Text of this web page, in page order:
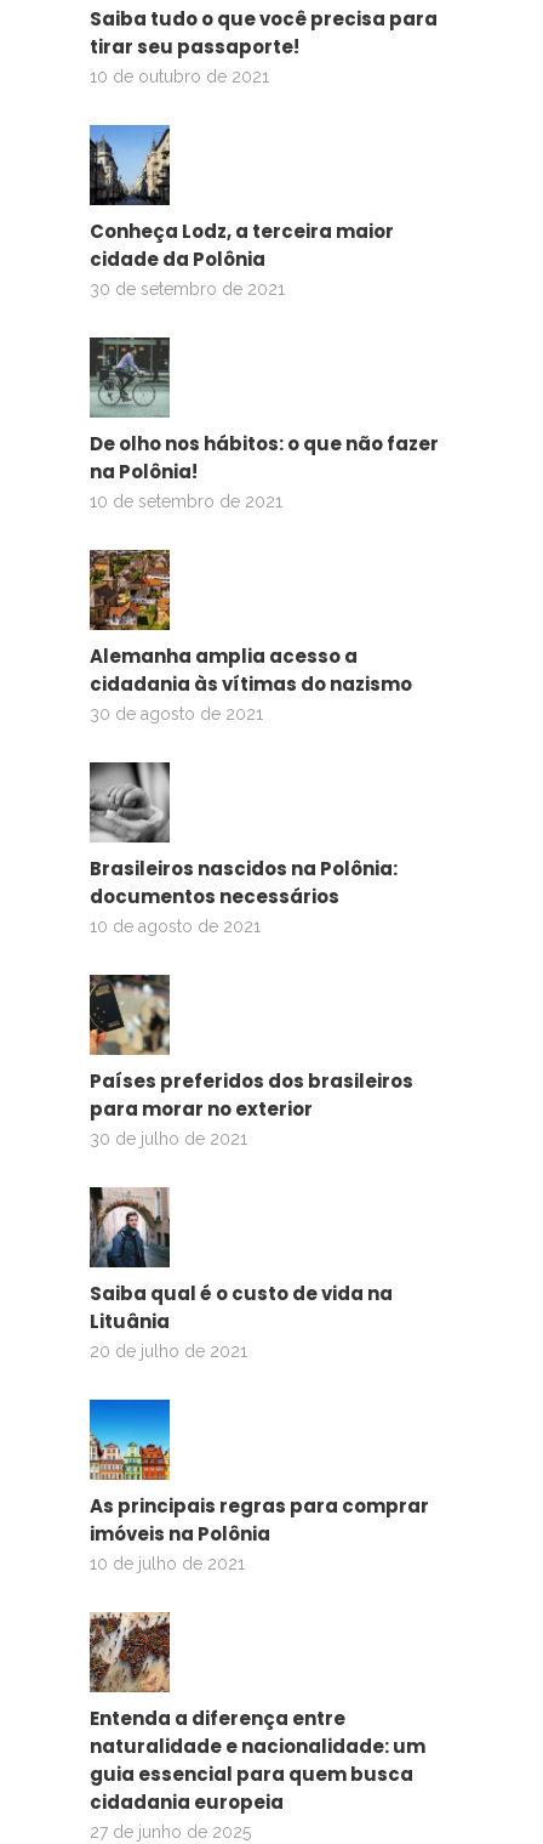
Saiba tudo o que você precisa para
tirar seu passaporte!
10 de outubro de 2021
Conheça Lodz, a terceira maior
cidade da Polônia
30 de setembro de 2021
De olho nos hábitos: o que não fazer
na Polônia!
10 de setembro de 2021
Alemanha amplia acesso a
cidadania às vítimas do nazismo
30 de agosto de 2021
Brasileiros nascidos na Polônia:
documentos necessários
10 de agosto de 2021
Países preferidos dos brasileiros
para morar no exterior
30 de julho de 2021
Saiba qual é o custo de vida na
Lituânia
20 de julho de 2021
As principais regras para comprar
imóveis na Polônia
10 de julho de 2021
Entenda a diferença entre
naturalidade e nacionalidade: um
guia essencial para quem busca
cidadania europeia
27 de junho de 2025